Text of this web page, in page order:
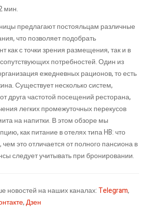
мин.
предлагают постояльцам различные
что позволяет подобрать
как с точки зрения размещения, так и в
потребностей. Один из
ежедневных рационов, то есть
Существует несколько систем,
друга частотой посещений ресторана,
легких промежуточных перекусов
на напитки. В этом обзоре мы
как питание в отелях типа HB: что
это отличается от полного пансиона в
следует учитывать при бронировании.
новостей на наших каналах:Telegram,
,Дзен